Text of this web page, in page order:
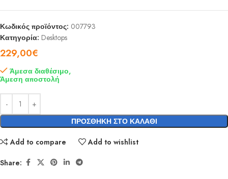
Κωδικός προϊόντος: 007793
Κατηγορία: Desktops
229,00€
Άμεσα διαθέσιμο,
Άμεση αποστολή
ΠΡΟΣΘΉΚΗ ΣΤΟ ΚΑΛΆΘΙ
Add to compare Add to wishlist
Share: